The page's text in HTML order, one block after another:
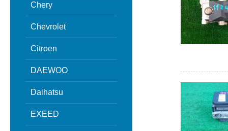
Chery
Chevrolet
Citroen
DAEWOO
Daihatsu
EXEED